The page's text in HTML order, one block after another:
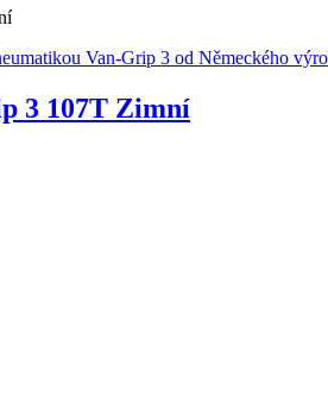
Van-Grip 3 od Německého
3 107T Zimní